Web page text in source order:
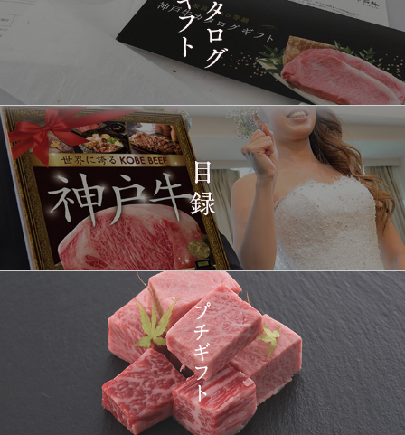
1413
2026-
14:10:00
兵庫県
[家庭用] A5等級神戸牛
シャトーブリアンステー
キ 150ｇ(1枚)
2026-
12:23:00
東京都
神戸牛ギフトセット 1万
5千円 焼肉（肩ロース・
プレミアムもも）650g
1415
2026-
03-15
08:48:00
神戸牛カタログギフト
１万円
1416
2026-
03-14
22:21:00
大分県
神戸牛 食べ比べお重 二
段
2026-
03-14
20:55:00
大阪府
神戸牛目録 選べるセッ
ト １万円 2個セット
2026-
03-14
20:48:00
神奈川
県
[訳あり][家庭用] A5等級
神戸牛 サーロインステー
キ 200g
2026-
03-14
18:00:00
福岡県
神戸牛カタログギフト
１万円